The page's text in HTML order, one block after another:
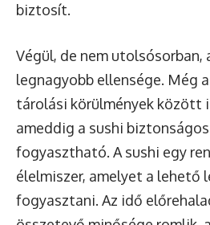
biztosít.
Végül, de nem utolsósorban,
legnagyobb ellensége. Még
tárolási körülmények között
ameddig a sushi
fogyasztható. A sushi egy
élelmiszer, amelyet a lehető
fogyasztani. Az idő